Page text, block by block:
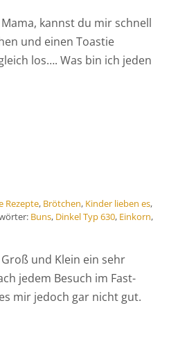
kannst du mir schnell
und einen Toastie
los…. Was bin ich jeden
Rezepte, Brötchen, Kinder lieben es,
Buns, Dinkel Typ 630, Einkorn,
und Klein ein sehr
jedem Besuch im Fast-
mir jedoch gar nicht gut.